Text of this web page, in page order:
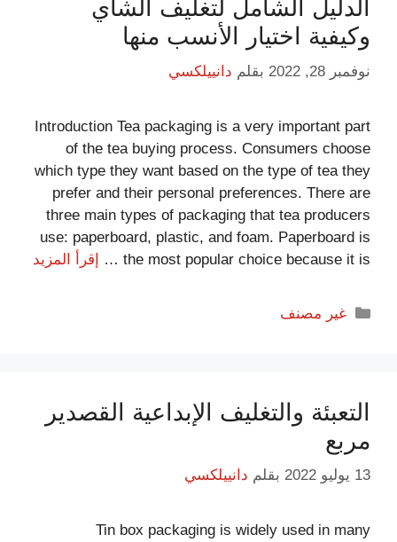
الدليل الشامل لتغليف الشاي
وكيفية اختيار الأنسب منها
نوفمبر 28, 2022 بقلم دانييلكسي
Introduction Tea packaging is a very important part
of the tea buying process. Consumers choose
which type they want based on the type of tea they
prefer and their personal preferences. There are
three main types of packaging that tea producers
use: paperboard, plastic, and foam. Paperboard is
the most popular choice because it is …
إقرأ المزيد
غير مصنف
التعبئة والتغليف الإبداعية القصدير
مربع
13 يوليو 2022 بقلم دانييلكسي
Tin box packaging is widely used in many